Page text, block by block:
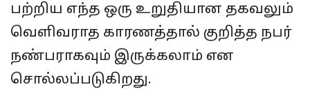
பற்றிய எந்த ஒரு உறுதியான தகவலும்
வெளிவராத காரணத்தால் குறித்த நபர்
நண்பராகவும் இருக்கலாம் என
சொல்லப்படுகிறது.